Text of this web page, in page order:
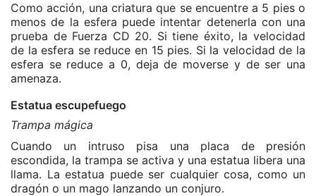
Como acción, una criatura que se encuentre a 5 pies o
menos de la esfera puede intentar detenerla con una
prueba de Fuerza CD 20. Si tiene éxito, la velocidad
de la esfera se reduce en 15 pies. Si la velocidad de la
esfera se reduce a 0, deja de moverse y de ser una
amenaza.
Estatua escupefuego
Trampa mágica
Cuando un intruso pisa una placa de presión
escondida, la trampa se activa y una estatua libera una
llama. La estatua puede ser cualquier cosa, como un
dragón o un mago lanzando un conjuro.